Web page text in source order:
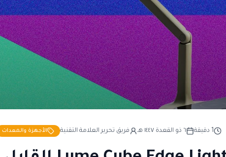
الأجهزة والمعدات فريق تحرير العلامة التقنية ٦ ذو القعدة ١٤٤٧ هـ 1 دقيقة